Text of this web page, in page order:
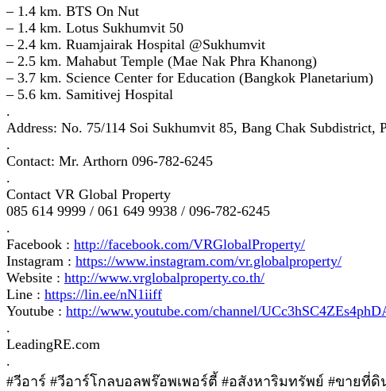
– 1.4 km. BTS On Nut
– 1.4 km. Lotus Sukhumvit 50
– 2.4 km. Ruamjairak Hospital @Sukhumvit
– 2.5 km. Mahabut Temple (Mae Nak Phra Khanong)
– 3.7 km. Science Center for Education (Bangkok Planetarium)
– 5.6 km. Samitivej Hospital
.
Address: No. 75/114 Soi Sukhumvit 85, Bang Chak Subdistrict,
.
Contact: Mr. Arthorn 096-782-6245
.
Contact VR Global Property
085 614 9999 / 061 649 9938 / 096-782-6245
.
Facebook : http://facebook.com/VRGlobalProperty/
Instagram : https://www.instagram.com/vr.globalproperty/
Website : http://www.vrglobalproperty.co.th/
Line : https://lin.ee/nN1iiff
Youtube : http://www.youtube.com/channel/
.
LeadingRE.com
.
#วีอาร์ #วีอาร์โกลบอลพร๊อพเพอร์ตี้ #อสังหาริมทรัพย์ #ขายที่